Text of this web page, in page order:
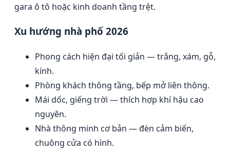
gara ô tô hoặc kinh doanh tầng trệt.
Xu hướng nhà phố 2026
Phong cách hiện đại tối giản — trắng, xám, gỗ,
kính.
Phòng khách thông tầng, bếp mở liên thông.
Mái dốc, giếng trời — thích hợp khí hậu cao
nguyên.
Nhà thông minh cơ bản — đèn cảm biến,
chuông cửa có hình.